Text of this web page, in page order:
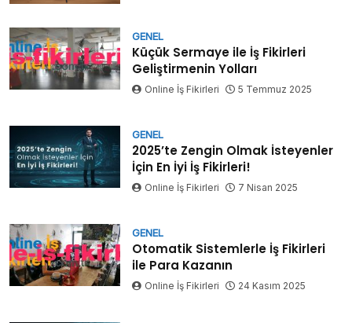
GENEL
Küçük Sermaye ile İş Fikirleri
Geliştirmenin Yolları
Online İş Fikirleri 5 Temmuz 2025
GENEL
2025’te Zengin Olmak İsteyenler
İçin En İyi İş Fikirleri!
Online İş Fikirleri 7 Nisan 2025
GENEL
Otomatik Sistemlerle İş Fikirleri
ile Para Kazanın
Online İş Fikirleri 24 Kasım 2025